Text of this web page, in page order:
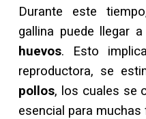
Durante este
gallina puede llegar
huevos. Esto
reproductora, se
pollos, los cuales se
esencial para muchas